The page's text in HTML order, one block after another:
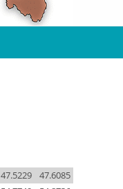
47.6085
47.5229